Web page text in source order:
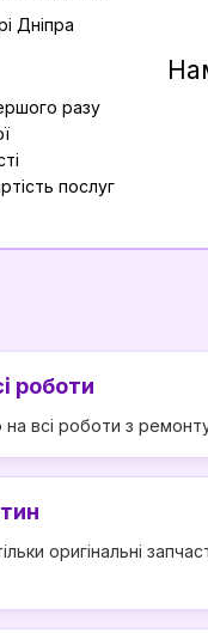
Дніпра
разу
послуг
роботи
всі роботи з
оригінальні